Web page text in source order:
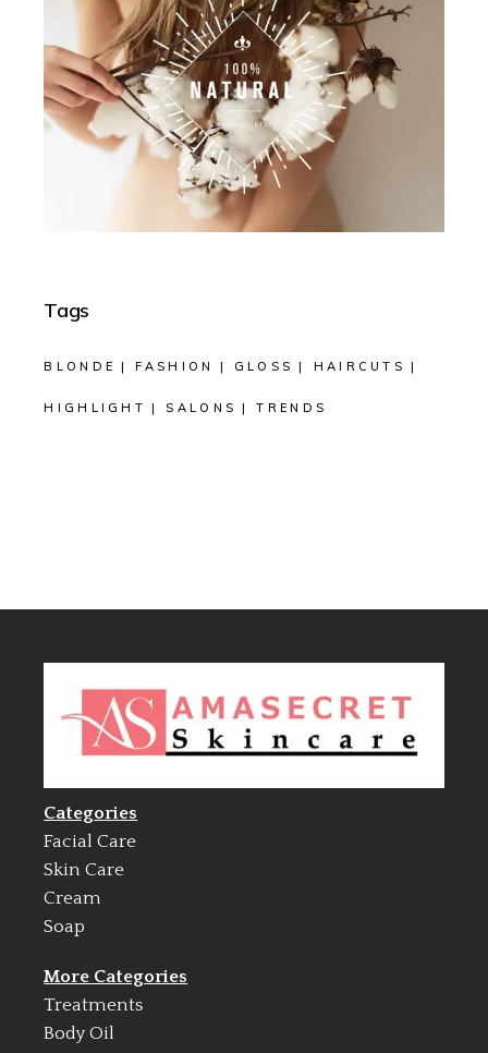
Tags
BLONDE FASHION GLOSS HAIRCUTS
HIGHLIGHT SALONS TRENDS
Categories
Facial Care
Skin Care
Cream
Soap
More Categories
Treatments
Body Oil